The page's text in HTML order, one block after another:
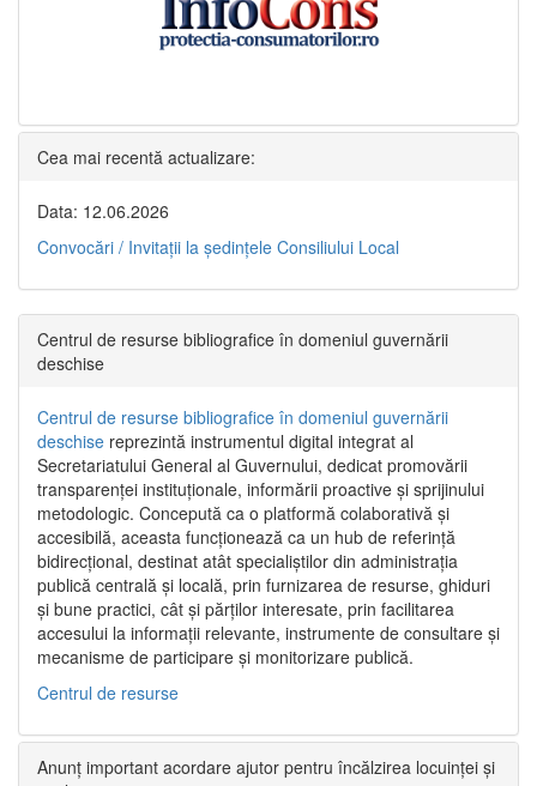
Cea mai recentă actualizare:
Data: 12.06.2026
Convocări / Invitaţii la şedinţele Consiliului Local
Centrul de resurse bibliografice în domeniul guvernării
deschise
Centrul de resurse bibliografice în domeniul guvernării
deschise reprezintă instrumentul digital integrat al
Secretariatului General al Guvernului, dedicat promovării
transparenței instituționale, informării proactive și sprijinului
metodologic. Concepută ca o platformă colaborativă și
accesibilă, aceasta funcționează ca un hub de referință
bidirecțional, destinat atât specialiștilor din administrația
publică centrală și locală, prin furnizarea de resurse, ghiduri
și bune practici, cât și părților interesate, prin facilitarea
accesului la informații relevante, instrumente de consultare și
mecanisme de participare și monitorizare publică.
Centrul de resurse
Anunț important acordare ajutor pentru încălzirea locuinței și